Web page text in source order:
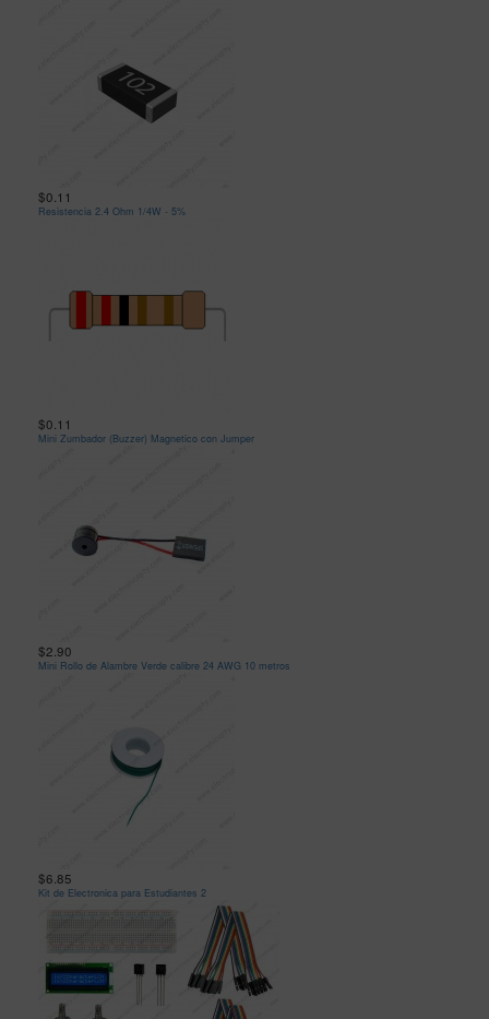
$0.11
Resistencia 2.4 Ohm 1/4W - 5%
$0.11
Mini Zumbador (Buzzer) Magnetico con Jumper
$2.90
Mini Rollo de Alambre Verde calibre 24 AWG 10 metros
$6.85
Kit de Electronica para Estudiantes 2